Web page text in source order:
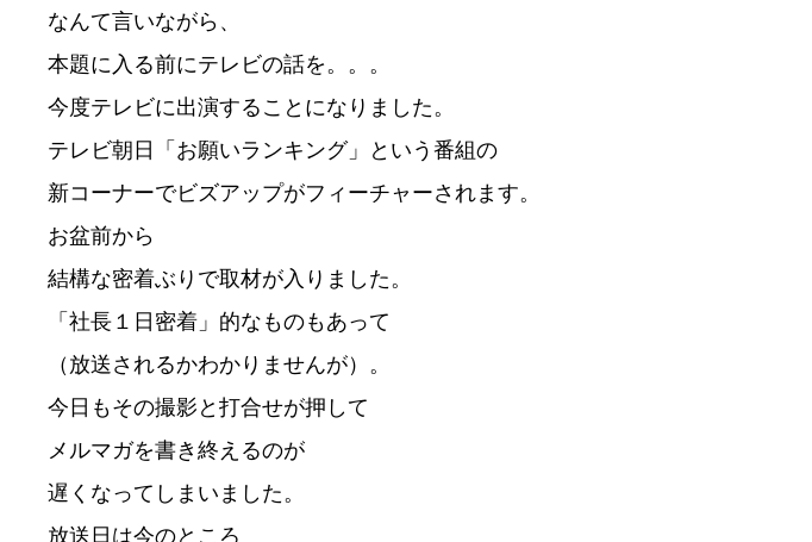
なんて言いながら、
本題に入る前にテレビの話を。。。
今度テレビに出演することになりました。
テレビ朝日「お願いランキング」という番組の
新コーナーでビズアップがフィーチャーされます。
お盆前から
結構な密着ぶりで取材が入りました。
「社長１日密着」的なものもあって
（放送されるかわかりませんが）。
今日もその撮影と打合せが押して
メルマガを書き終えるのが
遅くなってしまいました。
放送日は今のところ